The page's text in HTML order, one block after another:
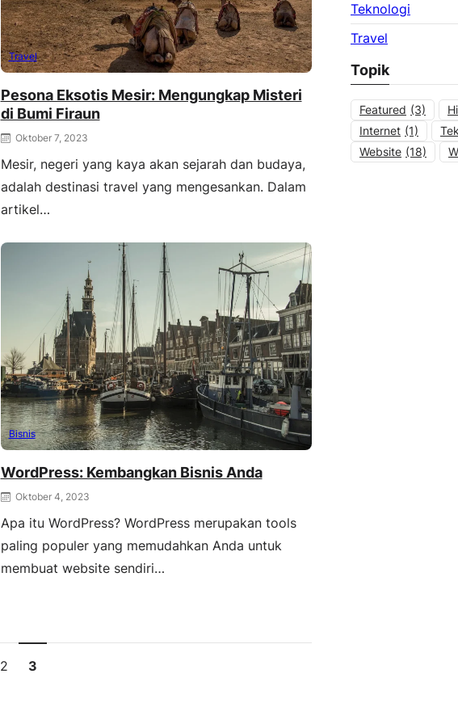
Travel
Pesona Eksotis Mesir: Mengungkap Misteri
di Bumi Firaun
Oktober 7, 2023
Mesir, negeri yang kaya akan sejarah dan budaya,
adalah destinasi travel yang mengesankan. Dalam
artikel…
Bisnis
WordPress: Kembangkan Bisnis Anda
Oktober 4, 2023
Apa itu WordPress? WordPress merupakan tools
paling populer yang memudahkan Anda untuk
membuat website sendiri…
2 3
Teknologi
Travel
Topik
Featured (3)
Internet (1)
Website (18)